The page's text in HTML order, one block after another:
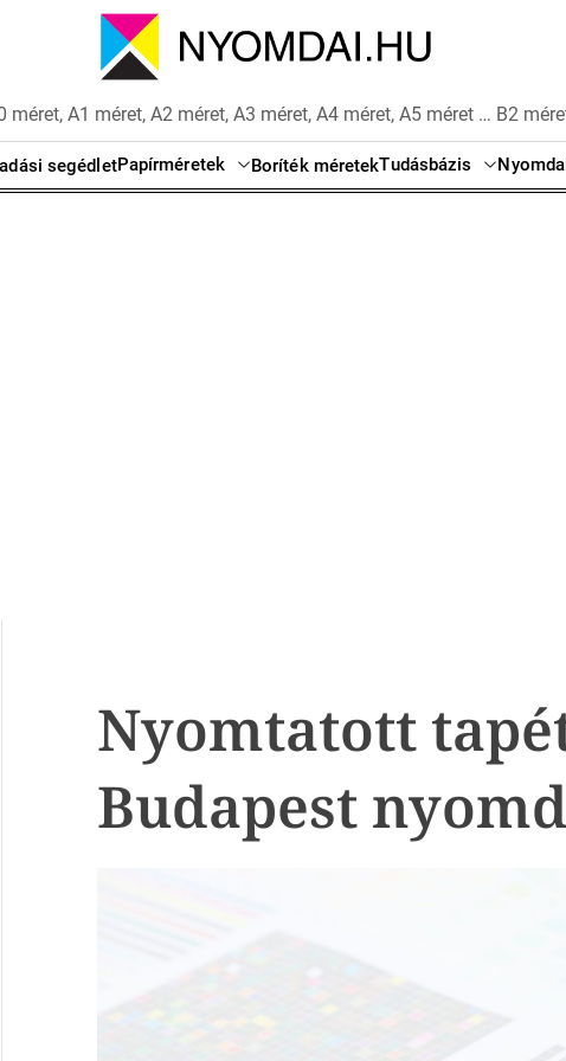
A1 méret, A2 méret, A3 méret, A4 méret, A5 méret … B2
segédletPapírméretek Boríték méretekTudásbázis
Nyomtatott
Budapest